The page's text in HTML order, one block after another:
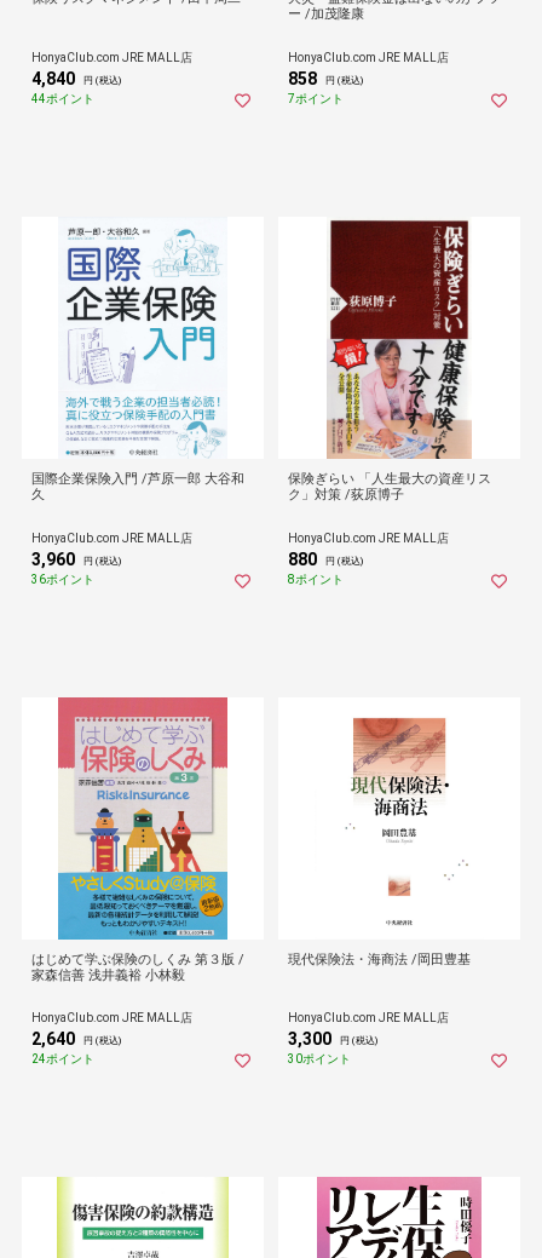
HonyaClub.com JRE MALL店
4,840 円 (税込)
44ポイント
ー /加茂隆康
HonyaClub.com JRE MALL店
858 円 (税込)
7ポイント
国際企業保険入門 /芦原一郎 大谷和
久
HonyaClub.com JRE MALL店
3,960 円 (税込)
36ポイント
保険ぎらい 「人生最大の資産リス
ク」対策 /荻原博子
HonyaClub.com JRE MALL店
880 円 (税込)
8ポイント
はじめて学ぶ保険のしくみ 第３版 /
家森信善 浅井義裕 小林毅
HonyaClub.com JRE MALL店
2,640 円 (税込)
24ポイント
現代保険法・海商法 /岡田豊基
HonyaClub.com JRE MALL店
3,300 円 (税込)
30ポイント